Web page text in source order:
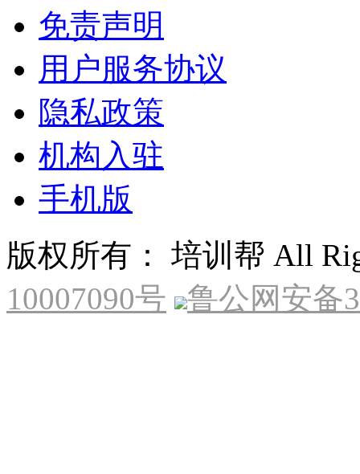
免责声明
用户服务协议
隐私政策
机构入驻
手机版
版权所有： 培训帮 All
10007090号
鲁公网安备